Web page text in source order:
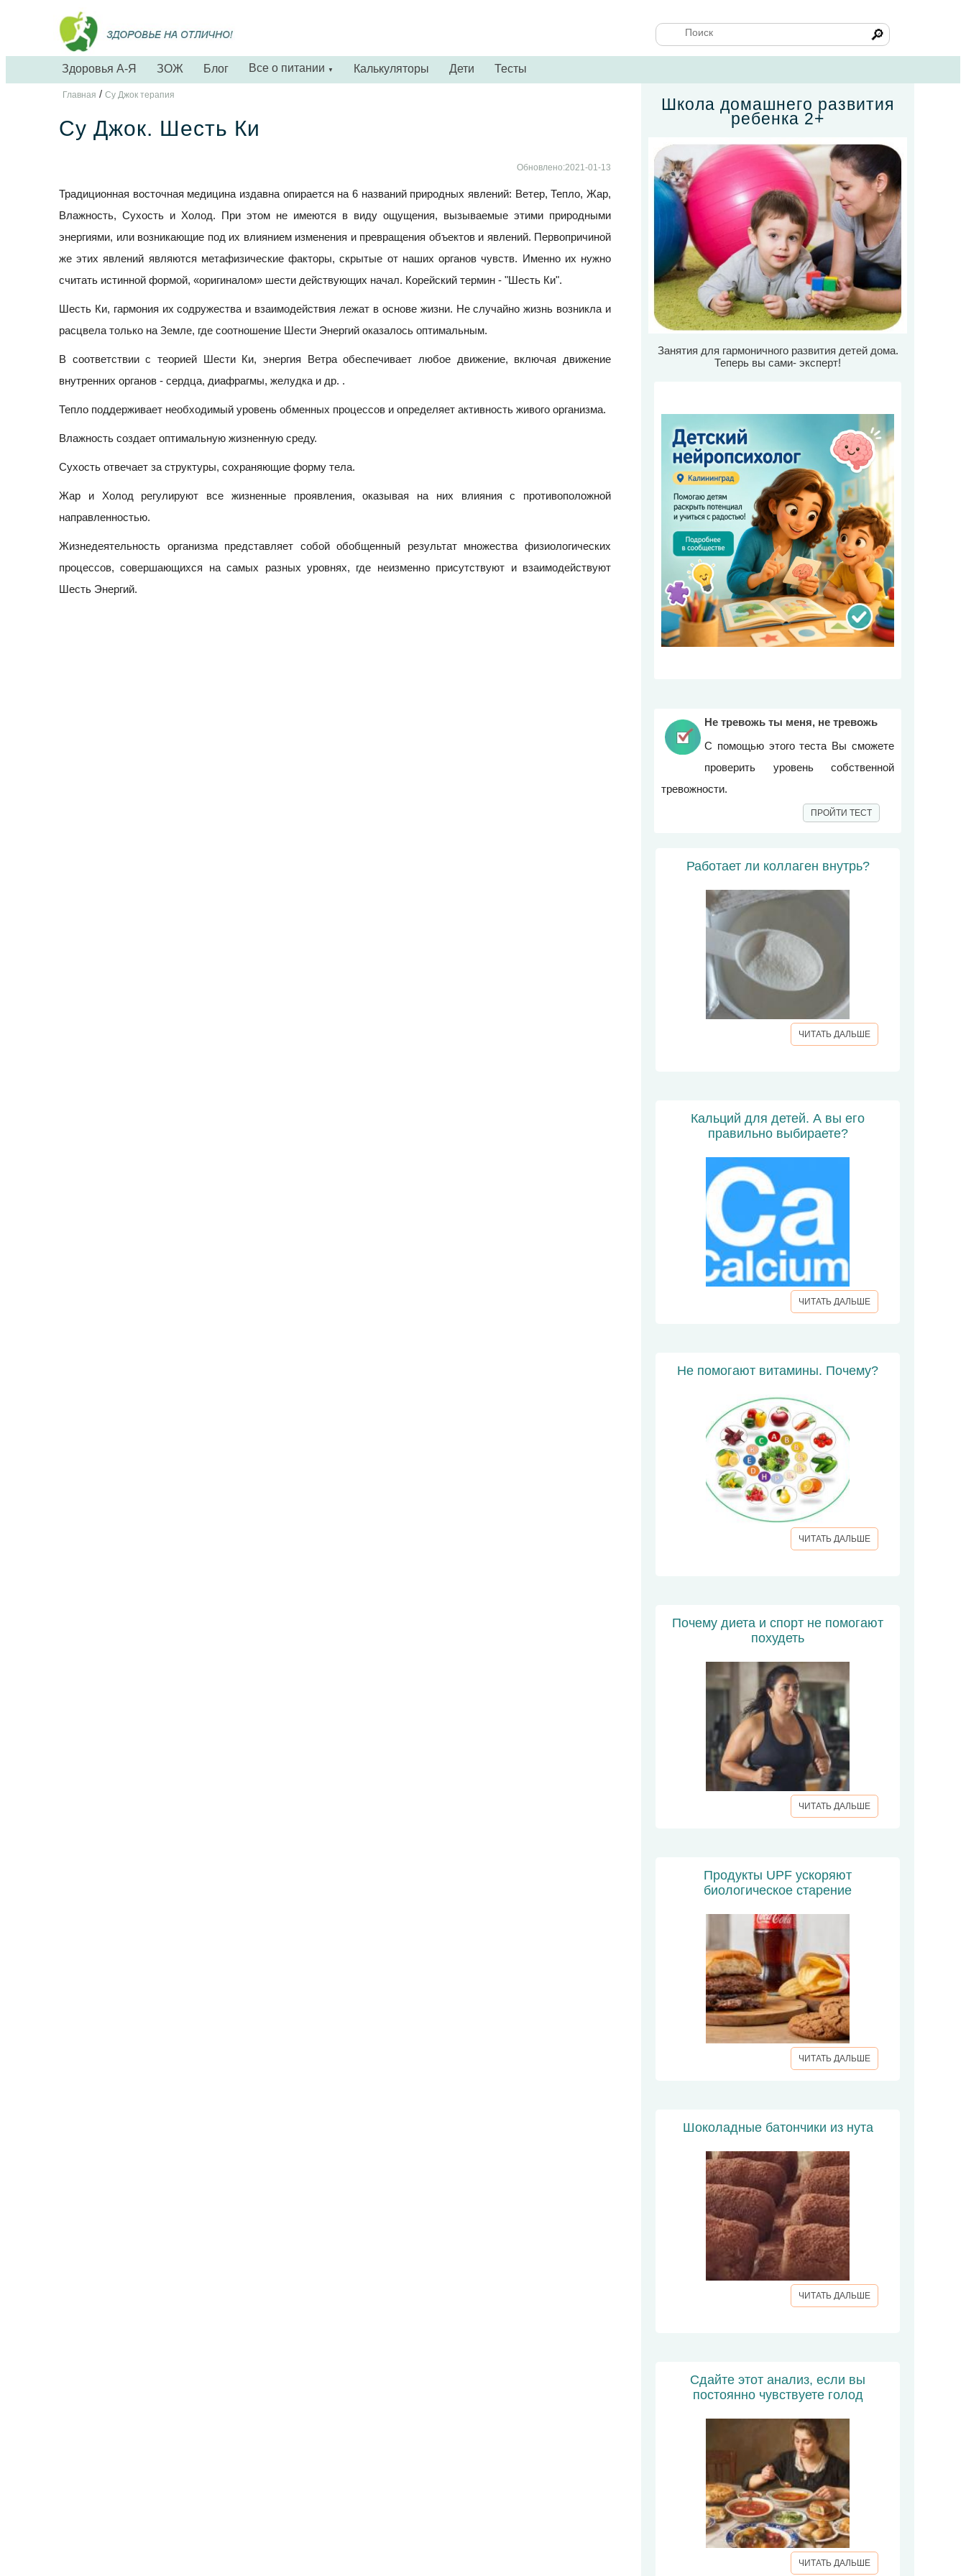
🔎
Здоровья А-Я ЗОЖ Блог Все о питании ▼ Калькуляторы Дети Тесты
Главная / Су Джок терапия
Су Джок. Шесть Ки
Обновлено:2021-01-13
Традиционная восточная медицина издавна опирается на 6 названий природных явлений: Ветер, Тепло, Жар,
Влажность, Сухость и Холод. При этом не имеются в виду ощущения, вызываемые этими природными
энергиями, или возникающие под их влиянием изменения и превращения объектов и явлений. Первопричиной
же этих явлений являются метафизические факторы, скрытые от наших органов чувств. Именно их нужно
считать истинной формой, «оригиналом» шести действующих начал. Корейский термин - "Шесть Ки".
Шесть Ки, гармония их содружества и взаимодействия лежат в основе жизни. Не случайно жизнь возникла и
расцвела только на Земле, где соотношение Шести Энергий оказалось оптимальным.
В соответствии с теорией Шести Ки, энергия Ветра обеспечивает любое движение, включая движение
внутренних органов - сердца, диафрагмы, желудка и др. .
Тепло поддерживает необходимый уровень обменных процессов и определяет активность живого организма.
Влажность создает оптимальную жизненную среду.
Сухость отвечает за структуры, сохраняющие форму тела.
Жар и Холод регулируют все жизненные проявления, оказывая на них влияния с противоположной
направленностью.
Жизнедеятельность организма представляет собой обобщенный результат множества физиологических
процессов, совершающихся на самых разных уровнях, где неизменно присутствуют и взаимодействуют
Шесть Энергий.
Школа домашнего развития
ребенка 2+
Занятия для гармоничного развития детей дома.
Теперь вы сами- эксперт!
Не тревожь ты меня, не тревожь
С помощью этого теста Вы сможете
проверить уровень собственной
тревожности.
ПРОЙТИ ТЕСТ
Работает ли коллаген внутрь?
ЧИТАТЬ ДАЛЬШЕ
Кальций для детей. А вы его
правильно выбираете?
ЧИТАТЬ ДАЛЬШЕ
Не помогают витамины. Почему?
ЧИТАТЬ ДАЛЬШЕ
Почему диета и спорт не помогают
похудеть
ЧИТАТЬ ДАЛЬШЕ
Продукты UPF ускоряют
биологическое старение
ЧИТАТЬ ДАЛЬШЕ
Шоколадные батончики из нута
ЧИТАТЬ ДАЛЬШЕ
Сдайте этот анализ, если вы
постоянно чувствуете голод
ЧИТАТЬ ДАЛЬШЕ